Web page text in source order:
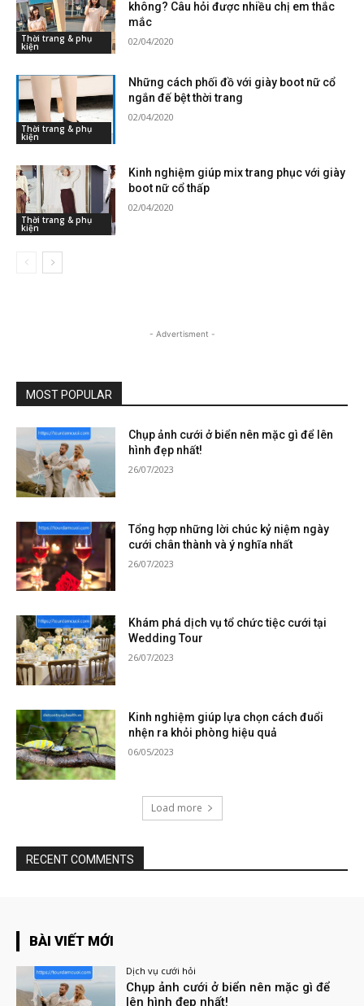
Thời trang & phụ
kiện
không? Câu hỏi được nhiều chị em thắc
mắc
02/04/2020
Thời trang & phụ
kiện
Những cách phối đồ với giày boot nữ cổ
ngắn đế bệt thời trang
02/04/2020
Thời trang & phụ
kiện
Kinh nghiệm giúp mix trang phục với giày
boot nữ cổ thấp
02/04/2020
- Advertisment -
MOST POPULAR
Chụp ảnh cưới ở biển nên mặc gì để lên
hình đẹp nhất!
26/07/2023
Tổng hợp những lời chúc kỷ niệm ngày
cưới chân thành và ý nghĩa nhất
26/07/2023
Khám phá dịch vụ tổ chức tiệc cưới tại
Wedding Tour
26/07/2023
Kinh nghiệm giúp lựa chọn cách đuổi
nhện ra khỏi phòng hiệu quả
06/05/2023
Load more
RECENT COMMENTS
BÀI VIẾT MỚI
Dịch vụ cưới hỏi
Chụp ảnh cưới ở biển nên mặc gì để
lên hình đẹp nhất!